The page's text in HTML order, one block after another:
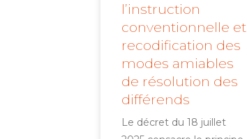
l’instruction
conventionnelle et
recodification des
modes amiables
de résolution des
différends
Le décret du 18 juillet